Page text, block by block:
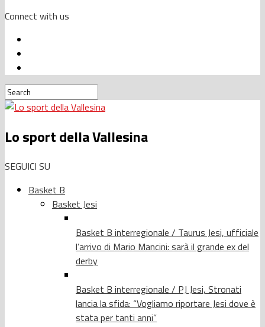
Connect with us
Lo sport della Vallesina
SEGUICI SU
Basket B
Basket Jesi
Basket B interregionale / Taurus Jesi, ufficiale
l’arrivo di Mario Mancini: sarà il grande ex del
derby
Basket B interregionale / PJ Jesi, Stronati
lancia la sfida: “Vogliamo riportare Jesi dove è
stata per tanti anni”